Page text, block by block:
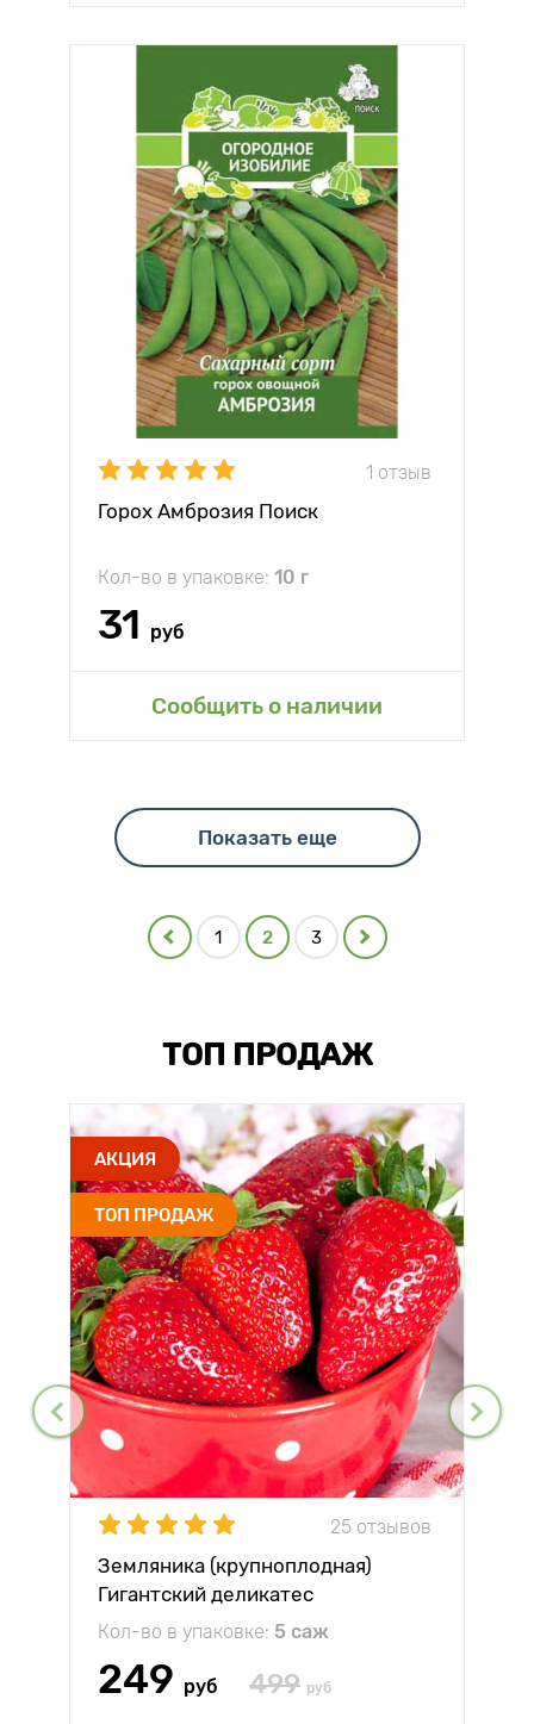
1 отзыв
Горох Амброзия Поиск
Кол-во в упаковке: 10 г
31 руб
Сообщить о наличии
Показать еще
1 2 3
ТОП ПРОДАЖ
АКЦИЯ
ТОП ПРОДАЖ
25 отзывов
Земляника (крупноплодная)
Гигантский деликатес
Кол-во в упаковке: 5 саж
249 руб 499 руб